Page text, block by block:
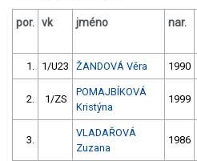
por. vk jméno nar.
1. 1/U23 ŽANDOVÁ Věra 1990
2. 1/ZS
POMAJBÍKOVÁ
Kristýna
1999
3.
VLADAŘOVÁ
Zuzana
1986